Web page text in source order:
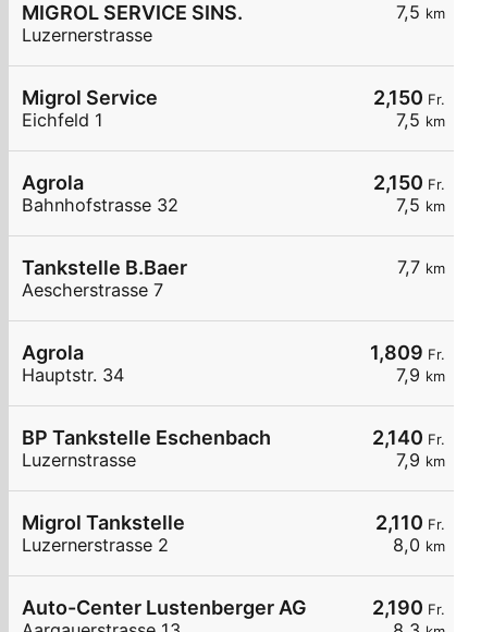
7,5 km
MIGROL SERVICE SINS.
Luzernerstrasse
2,150 Fr.
7,5 km
Migrol Service
Eichfeld 1
2,150 Fr.
7,5 km
Agrola
Bahnhofstrasse 32
7,7 km
Tankstelle B.Baer
Aescherstrasse 7
1,809 Fr.
7,9 km
Agrola
Hauptstr. 34
2,140 Fr.
7,9 km
BP Tankstelle Eschenbach
Luzernstrasse
2,110 Fr.
8,0 km
Migrol Tankstelle
Luzernerstrasse 2
2,190 Fr.
Auto-Center Lustenberger AG